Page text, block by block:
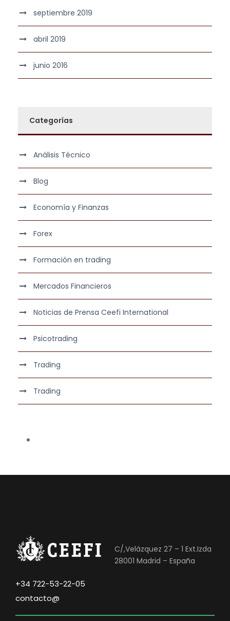
septiembre 2019
abril 2019
junio 2016
Categorías
Análisis Técnico
Blog
Economía y Finanzas
Forex
Formación en trading
Mercados Financieros
Noticias de Prensa Ceefi International
Psicotrading
Trading
Trading
C/,Velázquez 27 – 1 Ext.Izda
28001 Madrid – España
+34 722-53-22-05
contacto@